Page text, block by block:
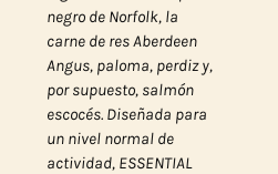
negro de Norfolk, la
carne de res Aberdeen
Angus, paloma, perdiz y,
por supuesto, salmón
escocés. Diseñada para
un nivel normal de
actividad, ESSENTIAL